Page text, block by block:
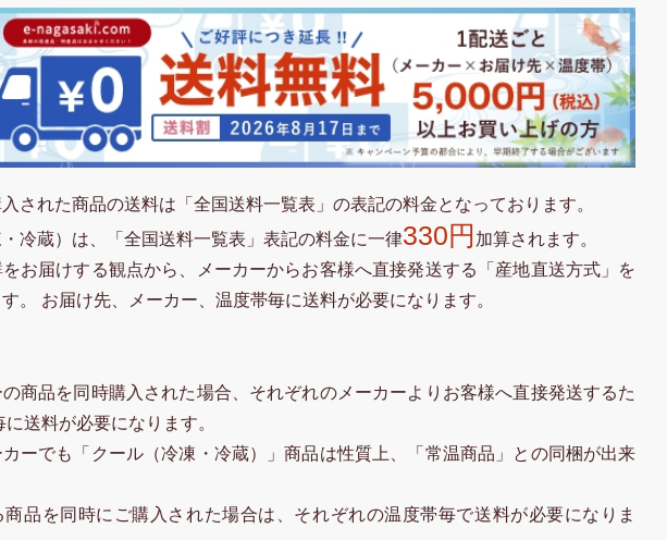
された商品の送料は「全国送料一覧表」の表記の料金となっております。
冷蔵）は、「全国送料一覧表」表記の料金に一律330円 加算されます。
お届けする観点から、メーカーからお客様へ直接発送する「産地直送方式」を
。 お届け先、メーカー、温度帯毎に送料が必要になります。
商品を同時購入された場合、それぞれのメーカーよりお客様へ直接発送するた
送料が必要になります。
カーでも「クール（冷凍・冷蔵）」商品は性質上、「常温商品」との同梱が出来
品を同時にご購入された場合は、それぞれの温度帯毎で送料が必要になりま